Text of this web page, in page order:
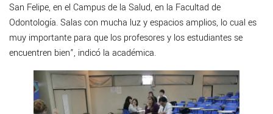
San Felipe, en el Campus de la Salud, en la Facultad de
Odontología. Salas con mucha luz y espacios amplios, lo cual es
muy importante para que los profesores y los estudiantes se
encuentren bien”, indicó la académica.